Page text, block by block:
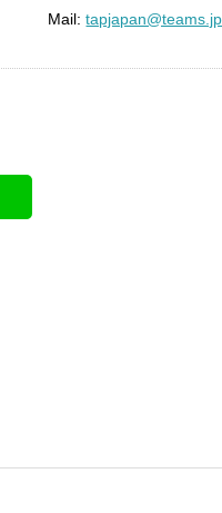
Mail:tapjapan@teams.jp